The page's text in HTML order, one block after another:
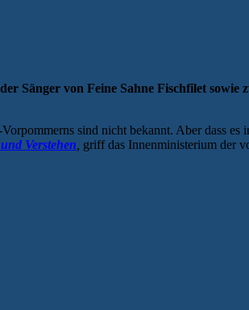
Sänger von Feine Sahne Fischfilet
sind nicht bekannt. Aber dass
Verstehen griff das Innenministerium der